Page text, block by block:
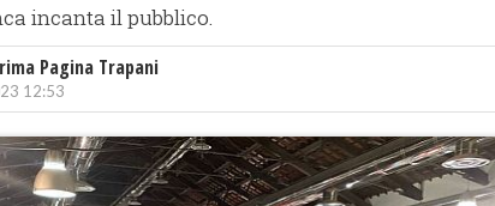
incanta il pubblico.
Pagina Trapani
12:53